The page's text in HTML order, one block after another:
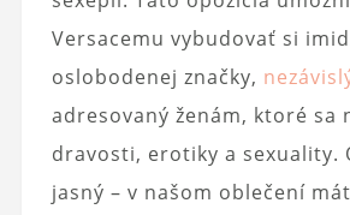
Versacemu vybudovať si
oslobodenej značky,
adresovaný ženám, ktoré sa
dravosti, erotiky a sexuality.
jasný – v našom oblečení